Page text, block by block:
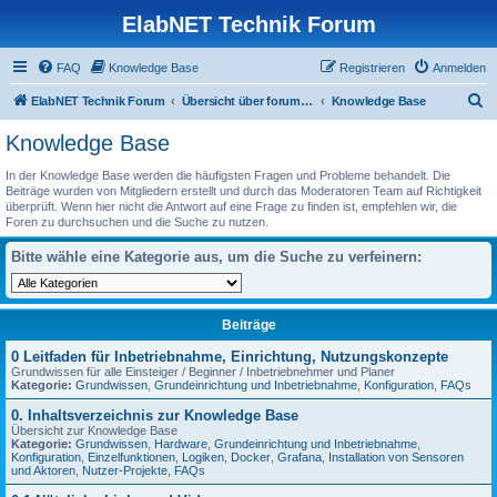
ElabNET Technik Forum
FAQ Knowledge Base Anmelden
Registrieren
ElabNET Technik Forum Übersicht über forum.timberwolf.io Knowledge Base
Knowledge Base
In der Knowledge Base werden die häufigsten Fragen und Probleme behandelt. Die
Beiträge wurden von Mitgliedern erstellt und durch das Moderatoren Team auf Richtigkeit
überprüft. Wenn hier nicht die Antwort auf eine Frage zu finden ist, empfehlen wir, die
Foren zu durchsuchen und die Suche zu nutzen.
Bitte wähle eine Kategorie aus, um die Suche zu verfeinern:
Beiträge
0 Leitfaden für Inbetriebnahme, Einrichtung, Nutzungskonzepte
Grundwissen für alle Einsteiger / Beginner / Inbetriebnehmer und Planer
Kategorie: Grundwissen Grundeinrichtung und Inbetriebnahme Konfiguration FAQs
0. Inhaltsverzeichnis zur Knowledge Base
Übersicht zur Knowledge Base
Kategorie: Grundwissen Hardware Grundeinrichtung und Inbetriebnahme
Konfiguration Einzelfunktionen Logiken Docker Grafana Installation von Sensoren
und Aktoren Nutzer-Projekte FAQs